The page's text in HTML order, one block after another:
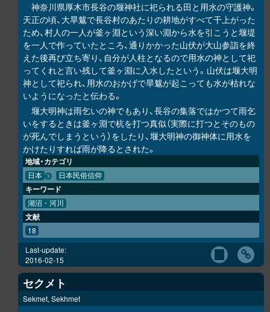
神奈川県厚木市長谷の堰神社に祀られる田と用水の守護神。
天正の頃、大旱魃で長谷村のあたりの耕地がすべて干上がった
ため、村人の一人が釜ヶ淵という深い淵から水を引こうと堰堤
を一人で作っていたところ、通りかかった山伏が大山参詣を終
えた後再び立ち寄り、自分が人柱となるので用水の神として祀
ってくれと言い残して釜ヶ淵に入水したという。山伏は堰大明
神として祀られ、用水のおかげで旱魃が起こっても水が枯れな
いようになったと伝わる。
堰大明神は雨乞いの神でもあり、長谷の集落ではかつて雨乞
いをするときは釜ヶ淵で杭を打つ真似（実際に打つとそのもの
が死んでしまうという）をしたり、堰大明神の御神体に用水を
かけたりすれば雨が降るとされた。
地域・カテゴリ
日本 日本民俗信仰
キーワード
湖沼・河川
文献
18
Last-update:
2016-02-15
セクメト
Sekmet, Sekhmet